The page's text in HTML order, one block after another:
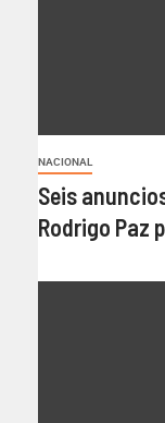
NACIONAL
Seis
Rodrigo Paz